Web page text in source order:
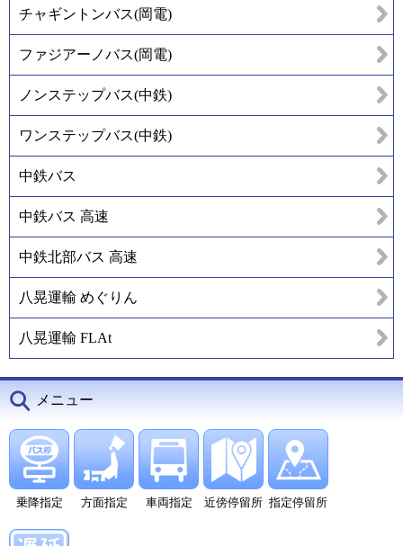
チャギントンバス(岡電)
ファジアーノバス(岡電)
ノンステップバス(中鉄)
ワンステップバス(中鉄)
中鉄バス
中鉄バス 高速
中鉄北部バス 高速
八晃運輸 めぐりん
八晃運輸 FLAt
メニュー
乗降指定 方面指定 車両指定 近傍停留所 指定停留所